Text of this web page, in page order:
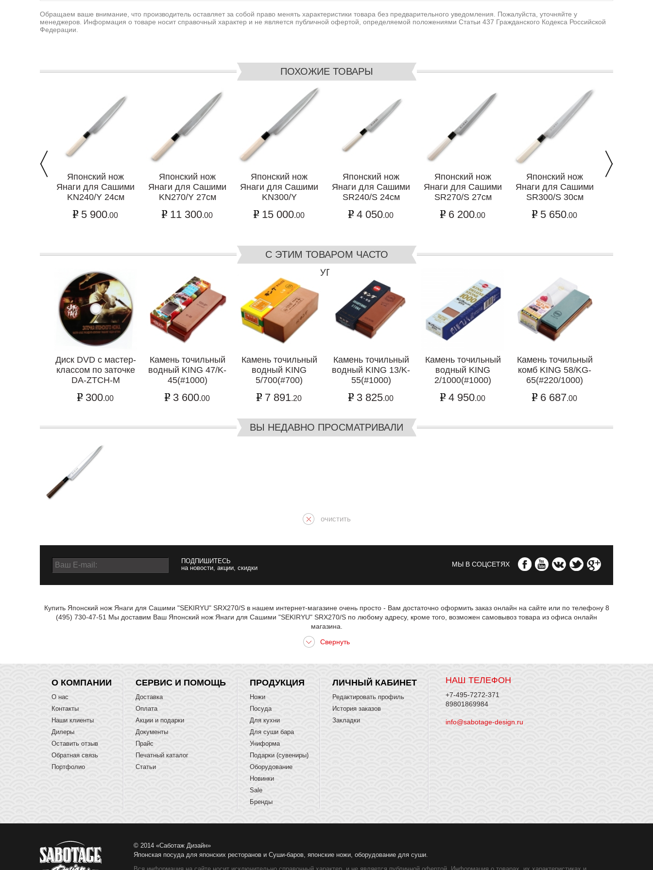
Обращаем ваше внимание, что производитель оставляет за собой право менять характеристики товара без предварительного уведомления. Пожалуйста, уточняйте у
менеджеров. Информация о товаре носит справочный характер и не является публичной офертой, определяемой положениями Статьи 437 Гражданского Кодекса Российской
Федерации.
ПОХОЖИЕ ТОВАРЫ
Японский нож
Янаги для Сашими
KN240/Y 24см
5 900.00
Японский нож
Янаги для Сашими
KN270/Y 27см
11 300.00
Японский нож
Янаги для Сашими
KN300/Y
15 000.00
Японский нож
Янаги для Сашими
SR240/S 24см
4 050.00
Японский нож
Янаги для Сашими
SR270/S 27см
6 200.00
Японский нож
Янаги для Сашими
SR300/S 30см
5 650.00
С ЭТИМ ТОВАРОМ ЧАСТО
ПОКУПАЮТ
Диск DVD с мастер-
классом по заточке
DA-ZTCH-M
300.00
Камень точильный
водный KING 47/K-
45(#1000)
3 600.00
Камень точильный
водный KING
5/700(#700)
7 891.20
Камень точильный
водный KING 13/K-
55(#1000)
3 825.00
Камень точильный
водный KING
2/1000(#1000)
4 950.00
Камень точильный
комб KING 58/KG-
65(#220/1000)
6 687.00
ВЫ НЕДАВНО ПРОСМАТРИВАЛИ
очистить
ПОДПИШИТЕСЬ
на новости, акции, скидки
МЫ В СОЦСЕТЯХ
Купить Японский нож Янаги для Сашими "SEKIRYU" SRX270/S в нашем интернет-магазине очень просто - Вам достаточно оформить заказ онлайн на сайте или по телефону 8
(495) 730-47-51 Мы доставим Ваш Японский нож Янаги для Сашими "SEKIRYU" SRX270/S по любому адресу, кроме того, возможен самовывоз товара из офиса онлайн
магазина.
НАШ ТЕЛЕФОН
+7-495-7272-371
89801869984
info@sabotage-design.ru
О КОМПАНИИ
О нас
Контакты
Наши клиенты
Дилеры
Оставить отзыв
Обратная связь
Портфолио
СЕРВИС И ПОМОЩЬ
Доставка
Оплата
Акции и подарки
Документы
Прайс
Печатный каталог
Статьи
ПРОДУКЦИЯ
Ножи
Посуда
Для кухни
Для суши бара
Униформа
Подарки (сувениры)
Оборудование
Новинки
Sale
Бренды
ЛИЧНЫЙ КАБИНЕТ
Редактировать профиль
История заказов
Закладки
© 2014 «Саботаж Дизайн»
Японская посуда для японских ресторанов и Суши-баров, японские ножи, оборудование для суши.